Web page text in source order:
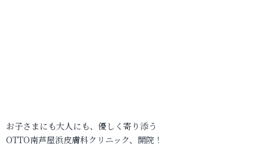
お子さまにも大人にも、優しく寄り添う
OTTO南芦屋浜皮膚科クリニック、開院！